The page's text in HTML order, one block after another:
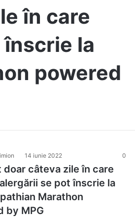
în care
la
powered
14 iunie 2022 0
doar câteva zile în care
se pot înscrie la
Marathon
by MPG